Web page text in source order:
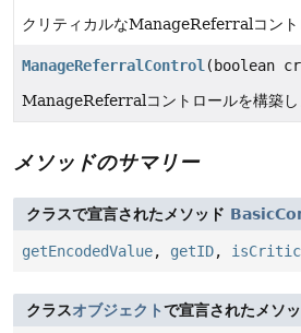
クリティカルなManageReferralコント
ManageReferralControl(boolean
ManageReferralコントロールを構築し
メソッドのサマリー
クラスで宣言されたメソッド
getEncodedValue, getID,
クラスオブジェクトで宣言されたメソ